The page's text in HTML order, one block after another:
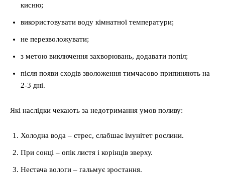
кисню;
використовувати воду кімнатної температури;
не перезволожувати;
з метою виключення захворювань, додавати попіл;
після появи сходів зволоження тимчасово припиняють на
2-3 дні.
Які наслідки чекають за недотримання умов поливу:
Холодна вода – стрес, слабшає імунітет рослини.
При сонці – опік листя і корінців зверху.
Нестача вологи – гальмує зростання.